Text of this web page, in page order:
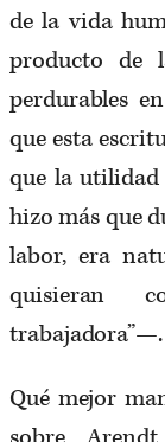
de la vida
producto de
perdurables
que esta
que la utilidad
hizo más que
labor, era
quisieran
trabajadora”—.
Qué mejor